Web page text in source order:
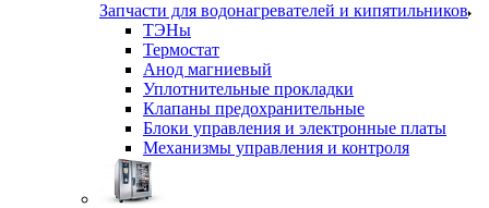
Запчасти для водонагревателей и кипятильников
ТЭНы
Термостат
Анод магниевый
Уплотнительные прокладки
Клапаны предохранительные
Блоки управления и электронные платы
Механизмы управления и контроля